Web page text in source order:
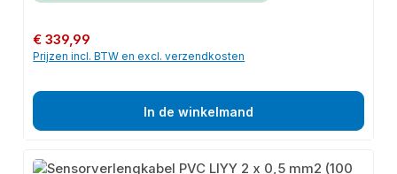
Normale prijs:
€ 339,99
Prijzen incl. BTW en excl. verzendkosten
In de winkelmand